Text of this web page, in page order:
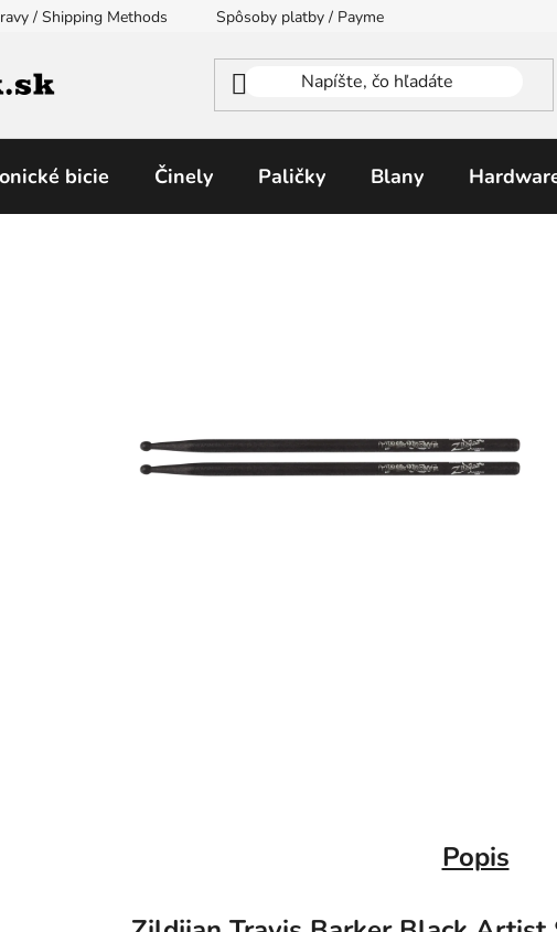
/ Shipping Methods Spôsoby platby / Payment Methods
bicie Činely Paličky Blany
Popis